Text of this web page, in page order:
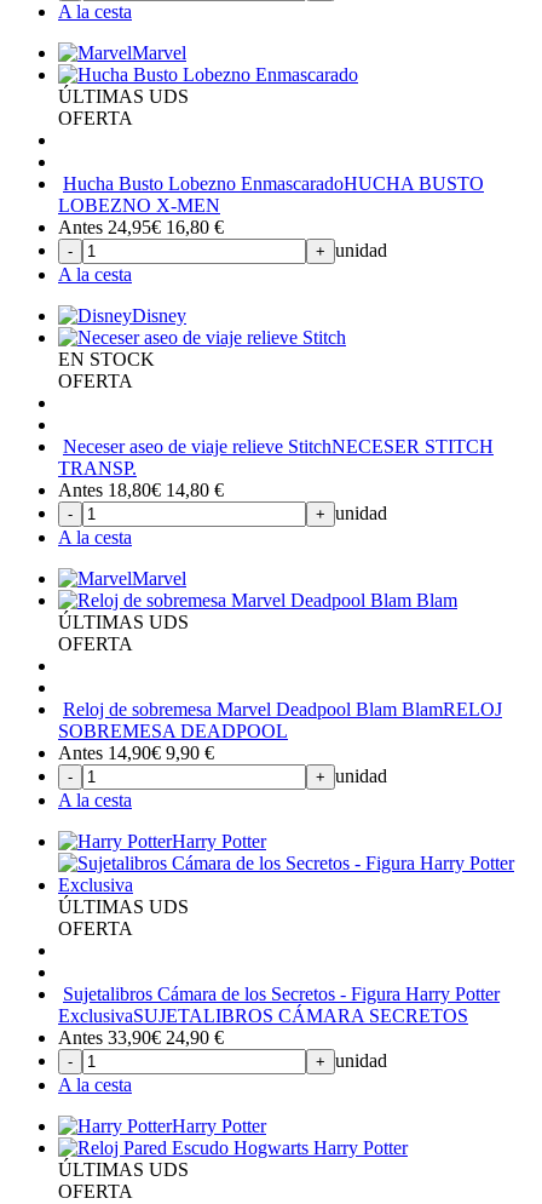
A la cesta
Marvel
ÚLTIMAS UDS
OFERTA
Hucha Busto Lobezno EnmascaradoHUCHA BUSTO
LOBEZNO X-MEN
Antes 24,95€ 16,80 €
- + unidad
A la cesta
Disney
EN STOCK
OFERTA
Neceser aseo de viaje relieve StitchNECESER STITCH
TRANSP.
Antes 18,80€ 14,80 €
- + unidad
A la cesta
Marvel
ÚLTIMAS UDS
OFERTA
Reloj de sobremesa Marvel Deadpool Blam BlamRELOJ
SOBREMESA DEADPOOL
Antes 14,90€ 9,90 €
- + unidad
A la cesta
Harry Potter
ÚLTIMAS UDS
OFERTA
Sujetalibros Cámara de los Secretos - Figura Harry Potter
ExclusivaSUJETALIBROS CÁMARA SECRETOS
Antes 33,90€ 24,90 €
- + unidad
A la cesta
Harry Potter
ÚLTIMAS UDS
OFERTA